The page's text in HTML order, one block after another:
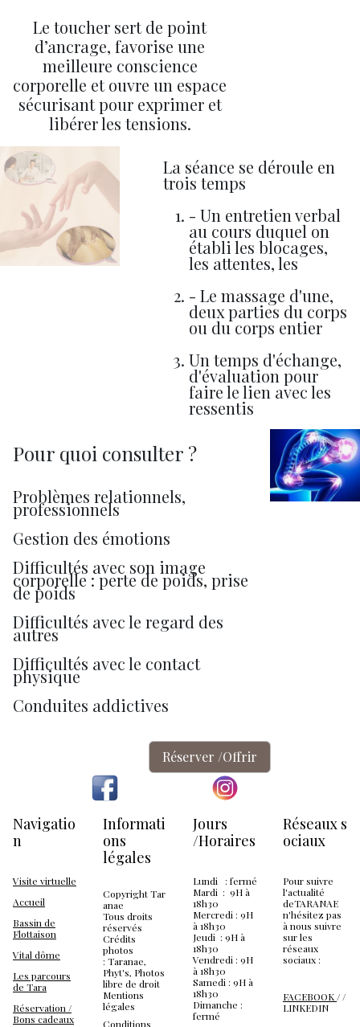
Le toucher sert de point
d’ancrage, favorise une
meilleure conscience
corporelle et ouvre un espace
sécurisant pour exprimer et
libérer les tensions.
La séance se déroule en
trois temps
- Un entretien verbal
au cours duquel on
établi les blocages,
les attentes, les
- Le massage d'une,
deux parties du corps
ou du corps entier
Un temps d'échange,
d'évaluation pour
faire le lien avec les
ressentis
Pour quoi consulter ?
Problèmes relationnels,
professionnels
Gestion des émotions
Difficultés avec son image
corporelle : perte de poids, prise
de poids
Difficultés avec le regard des
autres
Difficultés avec le contact
physique
Conduites addictives
Réserver /Offrir
Navigatio
n
Visite virtuelle
Accueil
Bassin de
Flottaison
Vital dôme
Les parcours
de Tara
Réservation /
Bons cadeaux
Informati
ons
légales
Copyright Tar
anae
Tous droits
réservés
Crédits
photos
: Taranae,
Phyt's, Photos
libre de droit
Mentions
légales
Conditions
Jours
/Horaires
Lundi : fermé
Mardi : 9H à
18h30
Mercredi : 9H
à 18h30
Jeudi : 9H à
18h30
Vendredi : 9H
à 18h30
Samedi : 9H à
18h30
Dimanche :
fermé
Réseaux s
ociaux
Pour suivre
l'actualité
deTARANAE
n'hésitez pas
à nous suivre
sur les
réseaux
sociaux :
FACEBOOK//
LINKEDIN